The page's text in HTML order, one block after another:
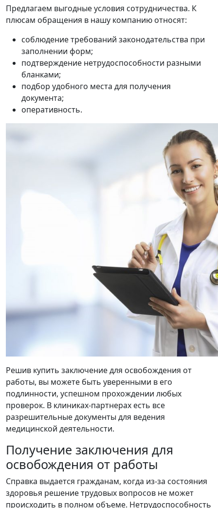
Предлагаем выгодные условия сотрудничества. К
плюсам обращения в нашу компанию относят:
соблюдение требований законодательства при
заполнении форм;
подтверждение нетрудоспособности разными
бланками;
подбор удобного места для получения
документа;
оперативность.
Решив купить заключение для освобождения от
работы, вы можете быть уверенными в его
подлинности, успешном прохождении любых
проверок. В клиниках-партнерах есть все
разрешительные документы для ведения
медицинской деятельности.
Получение заключения для
освобождения от работы
Справка выдается гражданам, когда из-за состояния
здоровья решение трудовых вопросов не может
происходить в полном объеме. Нетрудоспособность